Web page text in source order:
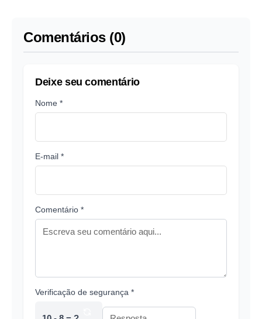
Comentários (0)
Deixe seu comentário
Nome *
E-mail *
Comentário *
Verificação de segurança *